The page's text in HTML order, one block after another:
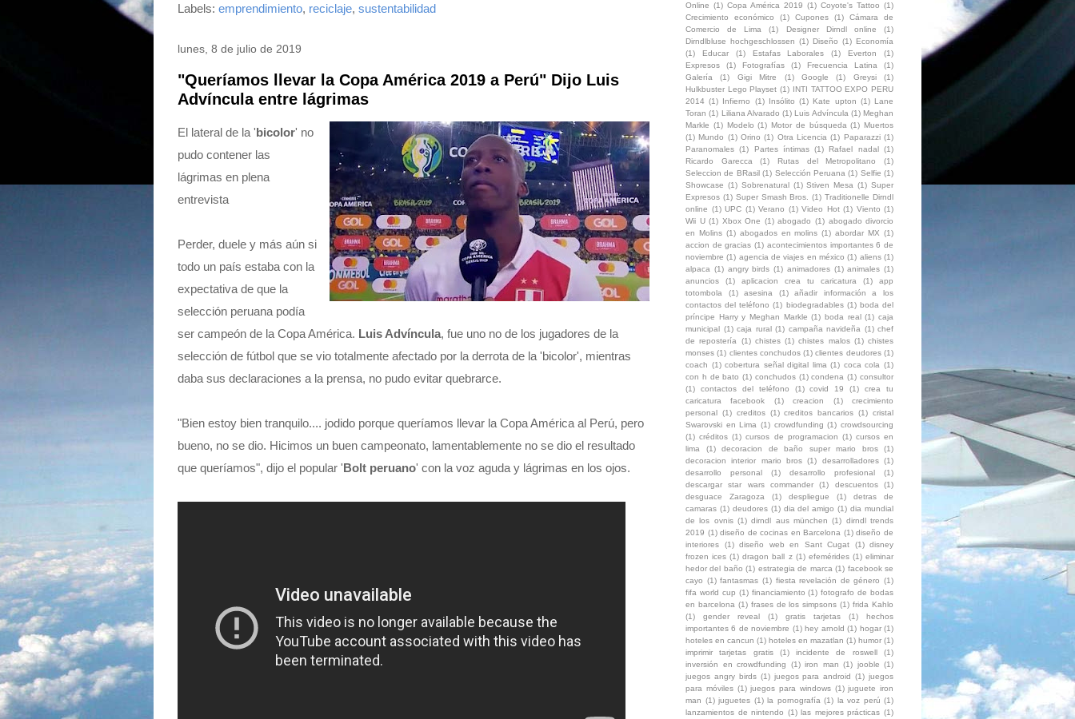
Labels: emprendimiento, reciclaje, sustentabilidad
lunes, 8 de julio de 2019
"Queríamos llevar la Copa América 2019 a Perú" Dijo Luis
Advíncula entre lágrimas
El lateral de la 'bicolor' no
pudo contener las
lágrimas en plena
entrevista
Perder, duele y más aún si
todo un país estaba con la
expectativa de que la
selección peruana podía
ser campeón de la Copa América. Luis Advíncula, fue uno no de los jugadores de la
selección de fútbol que se vio totalmente afectado por la derrota de la 'bicolor', mientras
daba sus declaraciones a la prensa, no pudo evitar quebrarce.
"Bien estoy bien tranquilo.... jodido porque queríamos llevar la Copa América al Perú, pero
bueno, no se dio. Hicimos un buen campeonato, lamentablemente no se dio el resultado
que queríamos", dijo el popular 'Bolt peruano' con la voz aguda y lágrimas en los ojos.
Online (1) Copa América 2019 (1) Coyote's Tattoo (1)
Crecimiento económico
(1) Cupones (1)
Cámara de
Comercio de Lima
(1) Designer Dirndl online
(1)
Dirndlbluse hochgeschlossen (1) Diseño (1) Economía
(1)
Educar (1) Estafas Laborales (1) Everton
(1)
Expresos
(1) Fotografías (1) Frecuencia Latina
(1)
Galería
(1) Gigi Mitre (1) Google (1) Greysi
(1)
Hulkbuster Lego Playset (1) INTI TATTOO EXPO PERU
2014 (1) Infierno (1) Insólito (1) Kate upton (1) Lane
Toran (1) Liliana Alvarado (1) Luis Advíncula (1) Meghan
Markle (1) Modelo (1) Motor de búsqueda (1) Muertos
(1) Mundo (1) Orino (1) Otra Licencia (1) Paparazzi (1)
Paranomales (1) Partes íntimas (1) Rafael nadal (1)
Ricardo Garecca
(1) Rutas del Metropolitano
(1)
Seleccion de BRasil (1) Selección Peruana (1) Selfie (1)
Showcase (1) Sobrenatural (1) Stiven Mesa (1) Super
Expresos (1) Super Smash Bros. (1) Traditionelle Dirndl
online (1) UPC (1) Verano (1) Video Hot (1) Viento (1)
Wii U (1) Xbox One (1) abogado (1) abogado divorcio
en Molins (1) abogados en molins (1) abordar MX (1)
accion de gracias (1) acontecimientos importantes 6 de
noviembre (1) agencia de viajes en méxico (1) aliens (1)
alpaca (1) angry birds (1) animadores (1) animales (1)
anuncios
(1) aplicacion crea tu caricatura (1)
app
totombola
(1) asesina (1)
añadir información a los
contactos del teléfono (1) biodegradables (1) boda del
príncipe Harry y Meghan Markle (1) boda real (1) caja
municipal (1) caja rural (1) campaña navideña (1) chef
de repostería (1) chistes (1) chistes malos (1) chistes
monses (1) clientes conchudos (1) clientes deudores (1)
coach (1) cobertura señal digital lima (1) coca cola (1)
con h de bato (1) conchudos (1) condena (1) consultor
(1)
contactos del teléfono (1) covid 19 (1)
crea tu
caricatura facebook
(1) creacion (1)
crecimiento
personal (1) creditos (1) creditos bancarios (1) cristal
Swarovski en Lima (1) crowdfunding (1) crowdsourcing
(1) créditos (1) cursos de programacion (1) cursos en
lima
(1) decoracion de baño super mario bros
(1)
decoracion interior mario bros (1) desarrolladores (1)
desarrollo personal
(1) desarrollo profesional
(1)
descargar star wars commander
(1) descuentos
(1)
desguace Zaragoza
(1) despliegue (1)
detras de
camaras (1) deudores (1) dia del amigo (1) dia mundial
de los ovnis (1) dirndl aus münchen (1) dirndl trends
2019 (1) diseño de cocinas en Barcelona (1) diseño de
interiores
(1) diseño web en Sant Cugat (1) disney
frozen ices (1) dragon ball z (1) efemérides (1) eliminar
hedor del baño (1) estrategia de marca (1) facebook se
cayo (1) fantasmas (1) fiesta revelación de género (1)
fifa world cup (1) financiamiento (1) fotografo de bodas
en barcelona (1) frases de los simpsons (1) frida Kahlo
(1)
gender reveal (1) gratis tarjetas (1)
hechos
importantes 6 de noviembre (1) hey arnold (1) hogar (1)
hoteles en cancun (1) hoteles en mazatlan (1) humor (1)
imprimir tarjetas gratis
(1) incidente de roswell
(1)
inversión en crowdfunding
(1) iron man (1) jooble (1)
juegos angry birds (1) juegos para android (1) juegos
para móviles (1) juegos para windows (1) juguete iron
man (1) juguetes (1) la pornografía (1) la voz perú (1)
lanzamientos de nintendo (1) las mejores prácticas (1)